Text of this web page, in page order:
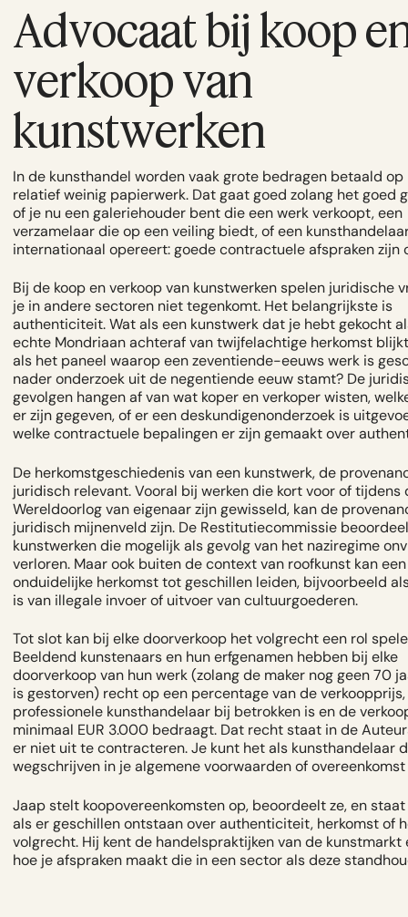
Advocaat bij koop
verkoop van
kunstwerken
In de kunsthandel worden vaak grote bedragen betaald op
relatief weinig papierwerk. Dat gaat goed zolang het goed
of je nu een galeriehouder bent die een werk verkoopt, een
verzamelaar die op een veiling biedt, of een
internationaal opereert: goede contractuele afspraken zijn
Bij de koop en verkoop van kunstwerken spelen juridische
je in andere sectoren niet tegenkomt. Het belangrijkste is
authenticiteit. Wat als een kunstwerk dat je hebt gekocht
echte Mondriaan achteraf van twijfelachtige herkomst
als het paneel waarop een zeventiende-eeuws werk is
nader onderzoek uit de negentiende eeuw stamt? De
gevolgen hangen af van wat koper en verkoper wisten,
er zijn gegeven, of er een deskundigenonderzoek is
welke contractuele bepalingen er zijn gemaakt over
De herkomstgeschiedenis van een kunstwerk, de
juridisch relevant. Vooral bij werken die kort voor of tijdens
Wereldoorlog van eigenaar zijn gewisseld, kan de
juridisch mijnenveld zijn. De Restitutiecommissie
kunstwerken die mogelijk als gevolg van het naziregime
verloren. Maar ook buiten de context van roofkunst kan een
onduidelijke herkomst tot geschillen leiden, bijvoorbeeld
is van illegale invoer of uitvoer van cultuurgoederen.
Tot slot kan bij elke doorverkoop het volgrecht een rol
Beeldend kunstenaars en hun erfgenamen hebben bij elke
doorverkoop van hun werk (zolang de maker nog geen 70
is gestorven) recht op een percentage van de
professionele kunsthandelaar bij betrokken is en de
minimaal EUR 3.000 bedraagt. Dat recht staat in de
er niet uit te contracteren. Je kunt het als kunsthandelaar
wegschrijven in je algemene voorwaarden of overeenkomst
Jaap stelt koopovereenkomsten op, beoordeelt ze, en
als er geschillen ontstaan over authenticiteit, herkomst of
volgrecht. Hij kent de handelspraktijken van de kunstmarkt
hoe je afspraken maakt die in een sector als deze